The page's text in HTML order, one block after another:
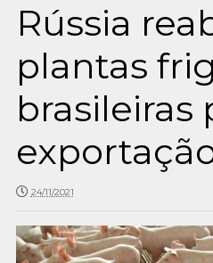
Rússia
plantas
brasileiras
24/11/2021